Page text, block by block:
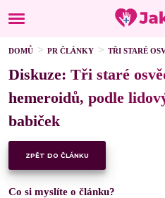
DOMŮ PR ČLÁNKY TŘI STARÉ
Diskuze: Tři staré
hemeroidů, podle
babiček
ZPĚT DO ČLÁNKU
Co si myslíte o článku?